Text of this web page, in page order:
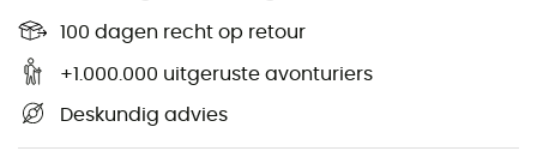
100 dagen recht op retour
+1.000.000 uitgeruste avonturiers
Deskundig advies